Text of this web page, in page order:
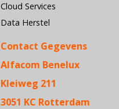
Cloud Services
Data Herstel
Contact Gegevens
Alfacom Benelux
Kleiweg 211
3051 KC Rotterdam